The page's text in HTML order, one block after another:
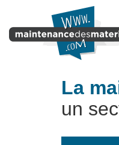
Aller au contenu principal
La
un